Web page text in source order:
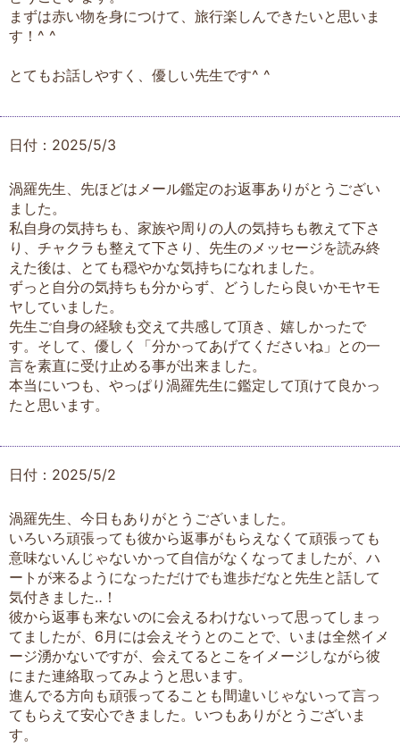
まずは赤い物を身につけて、旅行楽しんできたいと思いま
す！^ ^
とてもお話しやすく、優しい先生です^ ^
日付：2025/5/3
渦羅先生、先ほどはメール鑑定のお返事ありがとうござい
ました。
私自身の気持ちも、家族や周りの人の気持ちも教えて下さ
り、チャクラも整えて下さり、先生のメッセージを読み終
えた後は、とても穏やかな気持ちになれました。
ずっと自分の気持ちも分からず、どうしたら良いかモヤモ
ヤしていました。
先生ご自身の経験も交えて共感して頂き、嬉しかったで
す。そして、優しく「分かってあげてくださいね」との一
言を素直に受け止める事が出来ました。
本当にいつも、やっぱり渦羅先生に鑑定して頂けて良かっ
たと思います。
日付：2025/5/2
渦羅先生、今日もありがとうございました。
いろいろ頑張っても彼から返事がもらえなくて頑張っても
意味ないんじゃないかって自信がなくなってましたが、ハ
ートが来るようになっただけでも進歩だなと先生と話して
気付きました‥！
彼から返事も来ないのに会えるわけないって思ってしまっ
てましたが、6月には会えそうとのことで、いまは全然イメ
ージ湧かないですが、会えてるとこをイメージしながら彼
にまた連絡取ってみようと思います。
進んでる方向も頑張ってることも間違いじゃないって言っ
てもらえて安心できました。いつもありがとうございま
す。